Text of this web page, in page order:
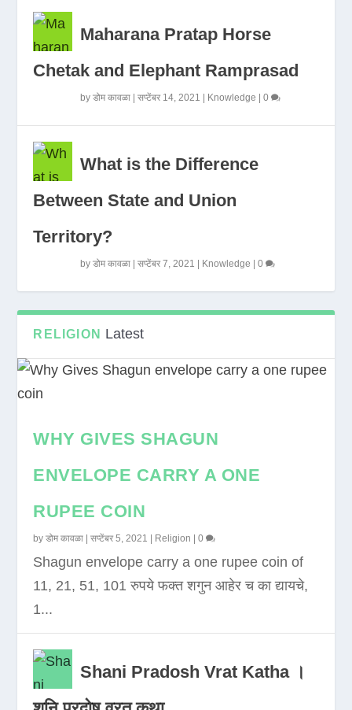
Maharana Pratap Horse
Chetak and Elephant Ramprasad
byडोम कावळा |सप्टेंबर 14, 2021 Knowledge |0
What is the Difference
Between State and Union
Territory?
byडोम कावळा |सप्टेंबर 7, 2021 Knowledge |0
RELIGION Latest
WHY GIVES SHAGUN
ENVELOPE CARRY A ONE
RUPEE COIN
byडोम कावळा |सप्टेंबर 5, 2021 Religion |0
Shagun envelope carry a one rupee coin of
11, 21, 51, 101 रुपये फक्त शगुन आहेर च का द्यायचे,
1...
Shani Pradosh Vrat Katha ।